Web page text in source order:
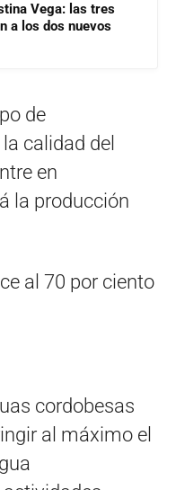
Vega: las tres
a los dos nuevos
de
calidad del
en
la producción
al 70 por ciento
cordobesas
al máximo el